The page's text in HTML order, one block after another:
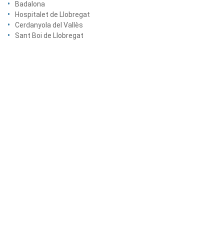
Badalona
Hospitalet de Llobregat
Cerdanyola del Vallès
Sant Boi de Llobregat